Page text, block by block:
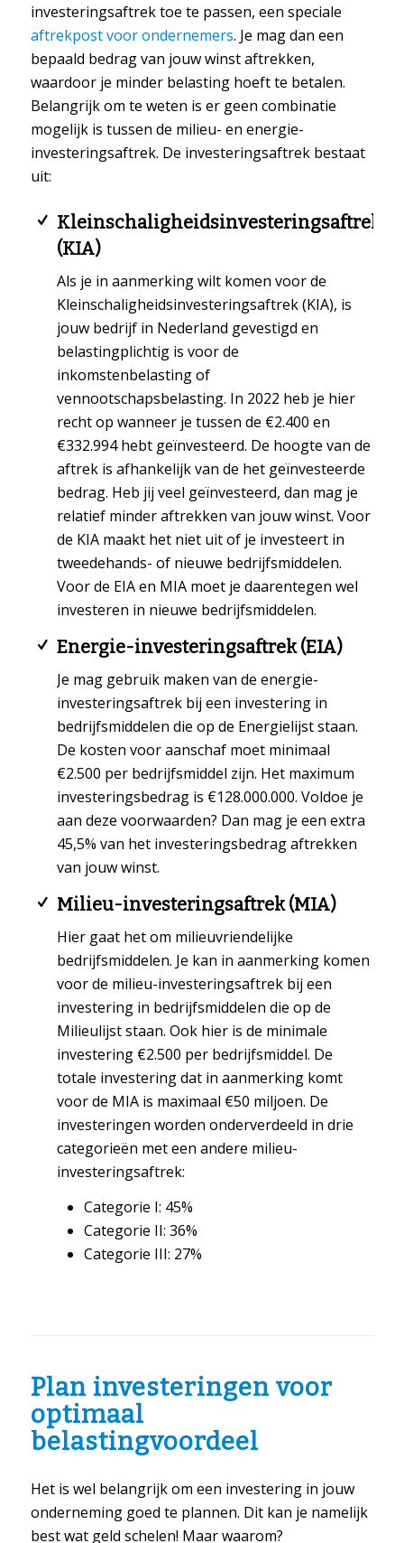
investeringsaftrek toe te passen, een speciale
aftrekpost voor ondernemers. Je mag dan een
bepaald bedrag van jouw winst aftrekken,
waardoor je minder belasting hoeft te betalen.
Belangrijk om te weten is er geen combinatie
mogelijk is tussen de milieu- en energie-
investeringsaftrek. De investeringsaftrek bestaat
uit:
Kleinschaligheidsinvesteringsaftrek
(KIA)
Als je in aanmerking wilt komen voor de
Kleinschaligheidsinvesteringsaftrek (KIA), is
jouw bedrijf in Nederland gevestigd en
belastingplichtig is voor de
inkomstenbelasting of
vennootschapsbelasting. In 2022 heb je hier
recht op wanneer je tussen de €2.400 en
€332.994 hebt geïnvesteerd. De hoogte van de
aftrek is afhankelijk van de het geïnvesteerde
bedrag. Heb jij veel geïnvesteerd, dan mag je
relatief minder aftrekken van jouw winst. Voor
de KIA maakt het niet uit of je investeert in
tweedehands- of nieuwe bedrijfsmiddelen.
Voor de EIA en MIA moet je daarentegen wel
investeren in nieuwe bedrijfsmiddelen.
Energie-investeringsaftrek (EIA)
Je mag gebruik maken van de energie-
investeringsaftrek bij een investering in
bedrijfsmiddelen die op de Energielijst staan.
De kosten voor aanschaf moet minimaal
€2.500 per bedrijfsmiddel zijn. Het maximum
investeringsbedrag is €128.000.000. Voldoe je
aan deze voorwaarden? Dan mag je een extra
45,5% van het investeringsbedrag aftrekken
van jouw winst.
Milieu-investeringsaftrek (MIA)
Hier gaat het om milieuvriendelijke
bedrijfsmiddelen. Je kan in aanmerking komen
voor de milieu-investeringsaftrek bij een
investering in bedrijfsmiddelen die op de
Milieulijst staan. Ook hier is de minimale
investering €2.500 per bedrijfsmiddel. De
totale investering dat in aanmerking komt
voor de MIA is maximaal €50 miljoen. De
investeringen worden onderverdeeld in drie
categorieën met een andere milieu-
investeringsaftrek:
Categorie I: 45%
Categorie II: 36%
Categorie III: 27%
Plan investeringen voor
optimaal
belastingvoordeel
Het is wel belangrijk om een investering in jouw
onderneming goed te plannen. Dit kan je namelijk
best wat geld schelen! Maar waarom?